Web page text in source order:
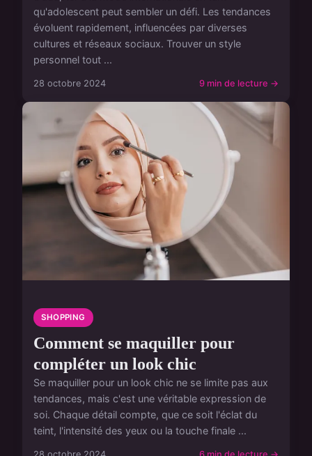
qu'adolescent peut sembler un défi. Les tendances
évoluent rapidement, influencées par diverses
cultures et réseaux sociaux. Trouver un style
personnel tout ...
28 octobre 2024 9 min de lecture →
SHOPPING
Comment se maquiller pour
compléter un look chic
Se maquiller pour un look chic ne se limite pas aux
tendances, mais c'est une véritable expression de
soi. Chaque détail compte, que ce soit l'éclat du
teint, l'intensité des yeux ou la touche finale ...